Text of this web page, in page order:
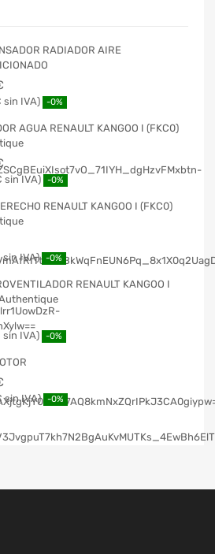
RADIADOR AIRE
-0%
AGUA RENAULT KANGOO I (FKC0)
-0%
RENAULT KANGOO I (FKC0)
-0%
RENAULT KANGOO I
-0%
-0%